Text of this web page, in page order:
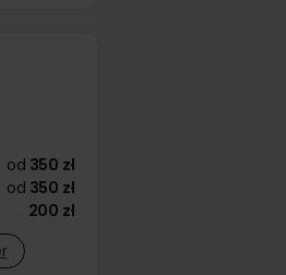
od 350 zł
od 350 zł
200 zł